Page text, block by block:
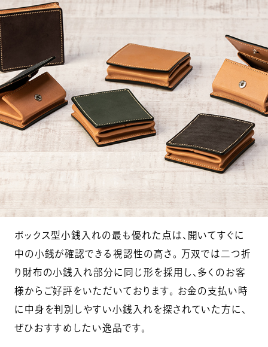
ボックス型小銭入れの最も優れた点は、開いてすぐに
中の小銭が確認できる視認性の高さ。 万双では二つ折
り財布の小銭入れ部分に同じ形を採用し、多くのお客
様からご好評をいただいております。 お金の支払い時
に中身を判別しやすい小銭入れを探されていた方に、
ぜひおすすめしたい逸品です。